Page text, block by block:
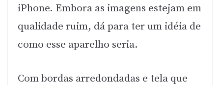
iPhone. Embora as imagens estejam em
qualidade ruim, dá para ter um idéia de
como esse aparelho seria.
Com bordas arredondadas e tela que